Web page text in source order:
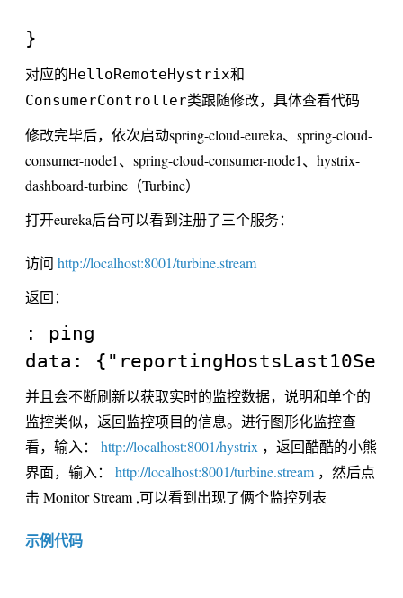
对应的HelloRemoteHystrix和
ConsumerController类跟随修改，具体查看代码
修改完毕后，依次启动spring-cloud-eureka、spring-cloud-
consumer-node1、spring-cloud-consumer-node1、hystrix-
dashboard-turbine（Turbine）
打开eureka后台可以看到注册了三个服务：
访问 http://localhost:8001/turbine.stream
返回：
: ping
并且会不断刷新以获取实时的监控数据，说明和单个的
监控类似，返回监控项目的信息。进行图形化监控查
看，输入： http://localhost:8001/hystrix ，返回酷酷的小熊
界面，输入： http://localhost:8001/turbine.stream，然后点
击 Monitor Stream ,可以看到出现了俩个监控列表
示例代码